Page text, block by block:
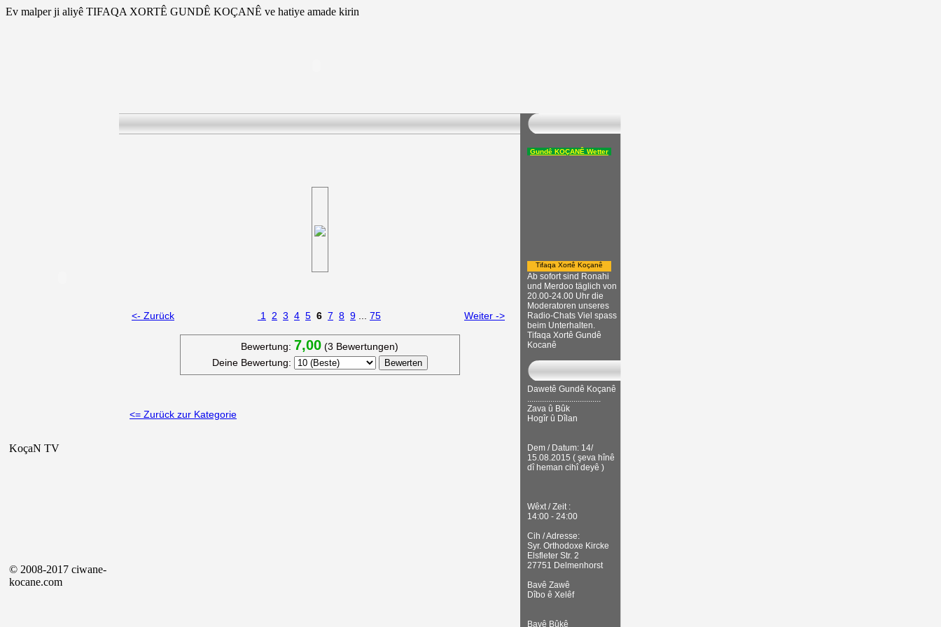
Ev malper ji aliyê TIFAQA XORTÊ GUNDÊ KOÇANÊ ve hatiye amade kirin
KoçaN TV
© 2008-2017 ciwane-
kocane.com
<- Zurück 1 2 3 4 5 6 7 8 9 75 Weiter ->
Bewertung: 7,00 (3 Bewertungen)
Deine Bewertung:
<= Zurück zur Kategorie
Gundê KOÇANÊ Wetter
Tifaqa Xortê Koçanê
Ab sofort sind Ronahi
und Merdoo täglich von
20.00-24.00 Uhr die
Moderatoren unseres
Radio-Chats Viel spass
beim Unterhalten.
Tifaqa Xortê Gundê
Kocanê
Dawetê Gundê Koçanê
...................................
Zava û Bûk
Hogîr û Dîlan
Dem / Datum: 14/
15.08.2015 ( şeva hînê
dî heman cihî deyê )
Wêxt / Zeit :
14:00 - 24:00
Cih / Adresse:
Syr. Orthodoxe Kircke
Elsfleter Str. 2
27751 Delmenhorst
Bavê Zawê
Dîbo ê Xelêf
Bavê Bûkê